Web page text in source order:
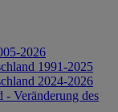
2026
1991-2025
2024-2026
- Veränderung des